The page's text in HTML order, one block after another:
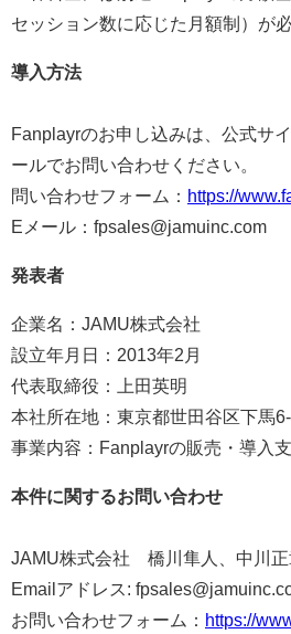
セッション数に応じた月額制）が必
導入方法
Fanplayrのお申し込みは、公式サ
ールでお問い合わせください。
問い合わせフォーム： https://
Eメール：fpsales@jamuinc.com
発表者
企業名：JAMU株式会社
設立年月日：2013年2月
代表取締役：上田英明
本社所在地：東京都世田谷区下馬
事業内容：Fanplayrの販売・導入
本件に関するお問い合わせ
JAMU株式会社 橋川隼人、中川正
Emailアドレス:
お問い合わせフォーム： https://